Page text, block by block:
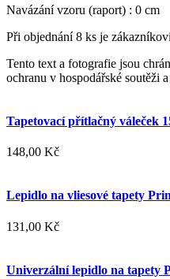
Navázání vzoru (raport) : 0 cm
Při objednání 8 ks je
Tento text a fotografie jsou
ochranu v hospodářské soutěži
Tapetovací přítlačný váleček
148,00 Kč
Lepidlo na vliesové tapety
131,00 Kč
Univerzální lepidlo na tapety